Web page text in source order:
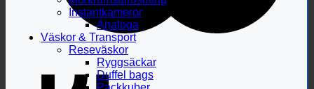
Instantkameror
Analoga
Väskor & Transport
Reseväskor
Ryggsäckar
Duffel bags